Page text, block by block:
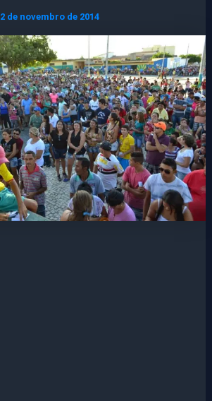
2 de novembro de 2014